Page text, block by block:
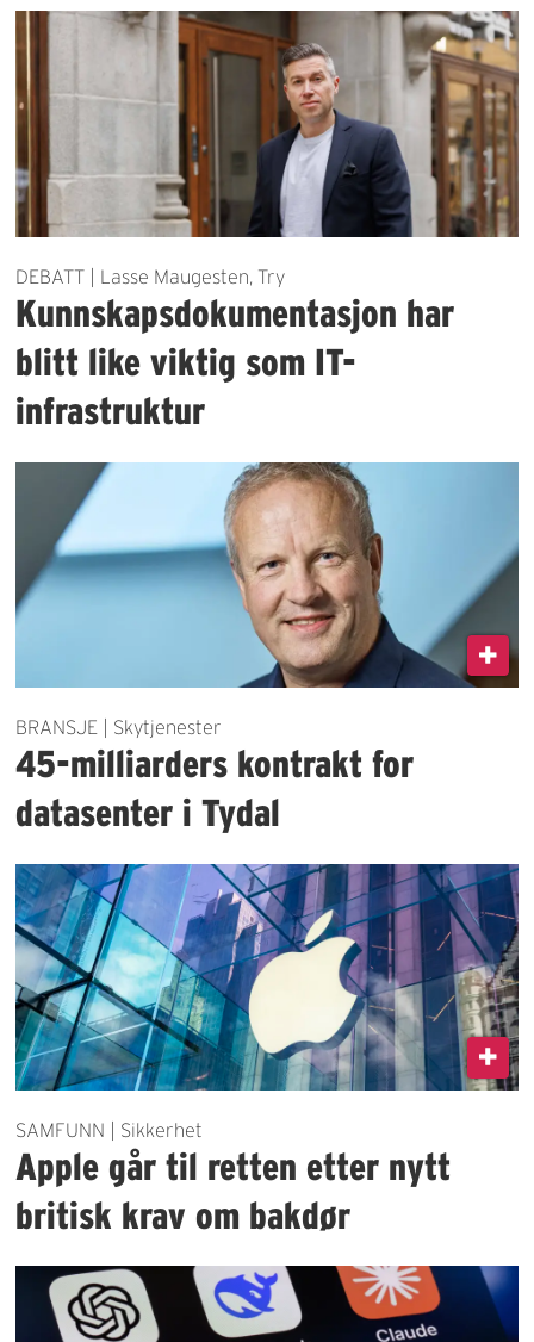
DEBATT | Lasse Maugesten, Try
Kunnskapsdokumentasjon har
blitt like viktig som IT-
infrastruktur
BRANSJE | Skytjenester
45-milliarders kontrakt for
datasenter i Tydal
SAMFUNN | Sikkerhet
Apple går til retten etter nytt
britisk krav om bakdør